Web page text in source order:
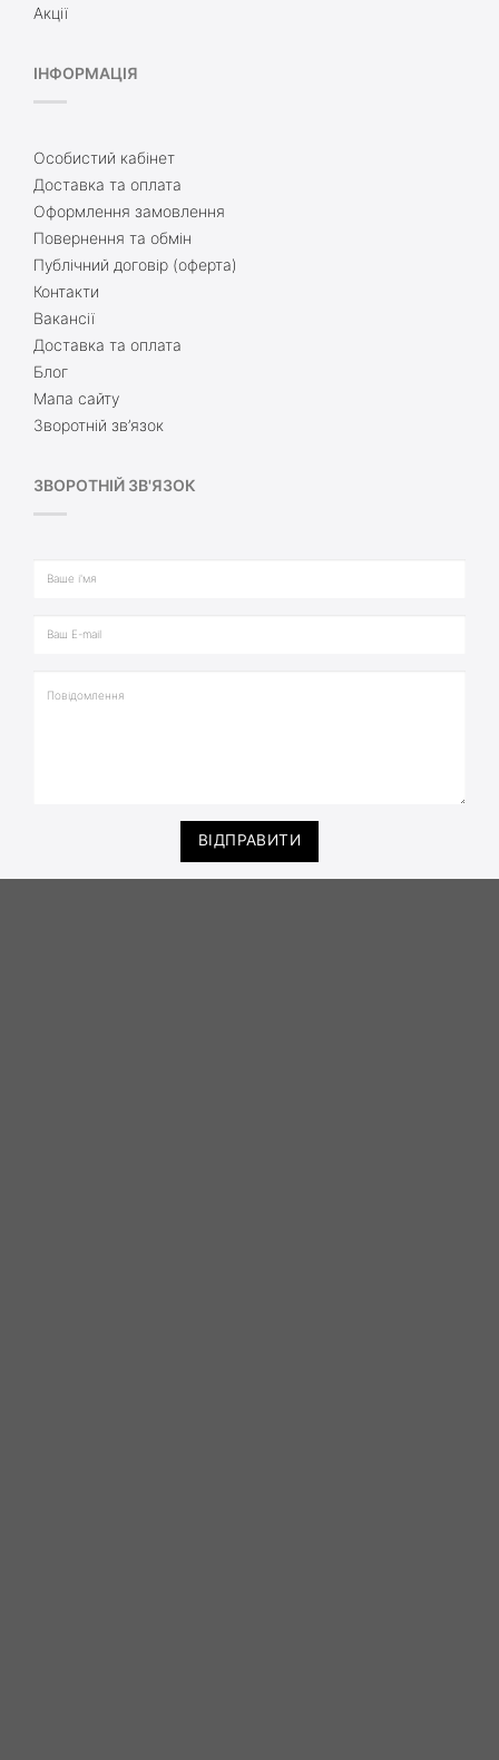
Акції
ІНФОРМАЦІЯ
Особистий кабінет
Доставка та оплата
Оформлення замовлення
Повернення та обмін
Публічний договір (оферта)
Контакти
Вакансії
Доставка та оплата
Блог
Мапа сайту
Зворотній зв’язок
ЗВОРОТНІЙ ЗВ'ЯЗОК
ВІДПРАВИТИ